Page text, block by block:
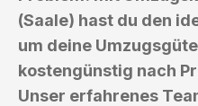
(Saale) hast du den
um deine
kostengünstig nach
Unser erfahrenes